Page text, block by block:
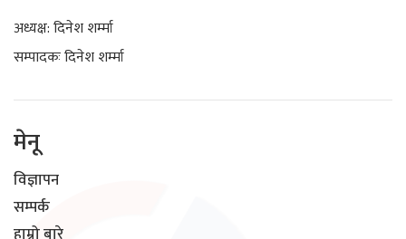
अध्यक्ष: दिनेश शर्म्मा
सम्पादकः दिनेश शर्म्मा
मेनू
विज्ञापन
सम्पर्क